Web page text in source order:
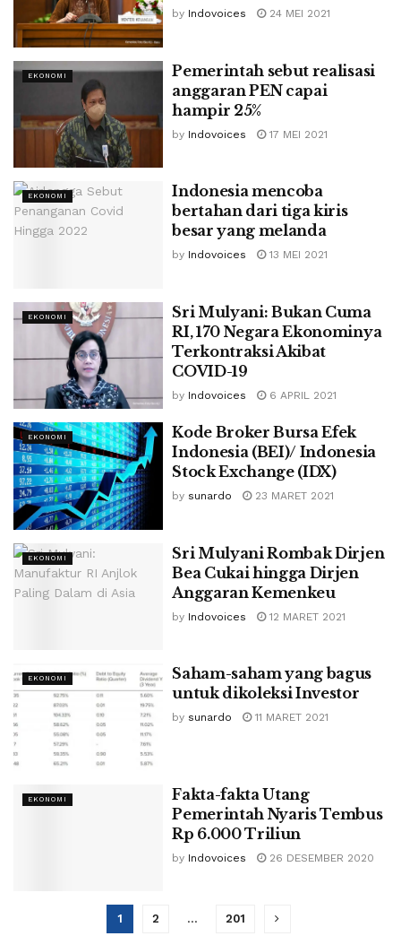
by Indovoices 24 MEI 2021
EKONOMI
Pemerintah sebut realisasi
anggaran PEN capai
hampir 25%
by Indovoices 17 MEI 2021
EKONOMI
Indonesia mencoba
bertahan dari tiga kiris
besar yang melanda
by Indovoices 13 MEI 2021
EKONOMI
Sri Mulyani: Bukan Cuma
RI, 170 Negara Ekonominya
Terkontraksi Akibat
COVID-19
by Indovoices 6 APRIL 2021
EKONOMI
Kode Broker Bursa Efek
Indonesia (BEI)/ Indonesia
Stock Exchange (IDX)
by sunardo 23 MARET 2021
EKONOMI
Sri Mulyani Rombak Dirjen
Bea Cukai hingga Dirjen
Anggaran Kemenkeu
by Indovoices 12 MARET 2021
EKONOMI
Saham-saham yang bagus
untuk dikoleksi Investor
by sunardo 11 MARET 2021
EKONOMI
Fakta-fakta Utang
Pemerintah Nyaris Tembus
Rp 6.000 Triliun
by Indovoices 26 DESEMBER 2020
1 2 … 201